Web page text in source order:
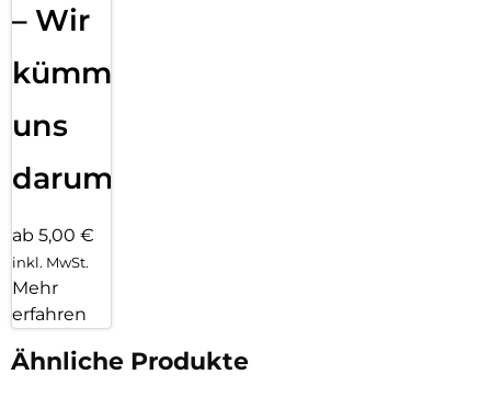
– Wir
kümmern
uns
darum!
ab 5,00 €
inkl. MwSt.
Mehr
erfahren
Ähnliche Produkte